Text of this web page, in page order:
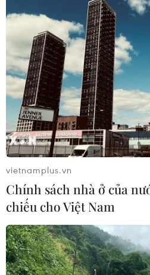
vietnamplus.vn
Chính sách nhà ở của
chiếu cho Việt Nam